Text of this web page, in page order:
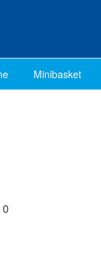
Minibasket
0